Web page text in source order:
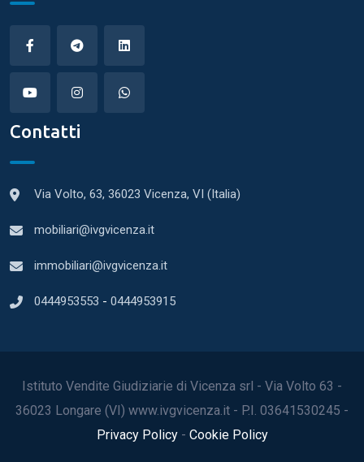
Contatti
Via Volto, 63, 36023 Vicenza, VI (Italia)
mobiliari@ivgvicenza.it
immobiliari@ivgvicenza.it
0444953553 - 0444953915
Istituto Vendite Giudiziarie di Vicenza srl - Via Volto 63 -
36023 Longare (VI) www.ivgvicenza.it - P.I. 03641530245 -
Privacy Policy - Cookie Policy